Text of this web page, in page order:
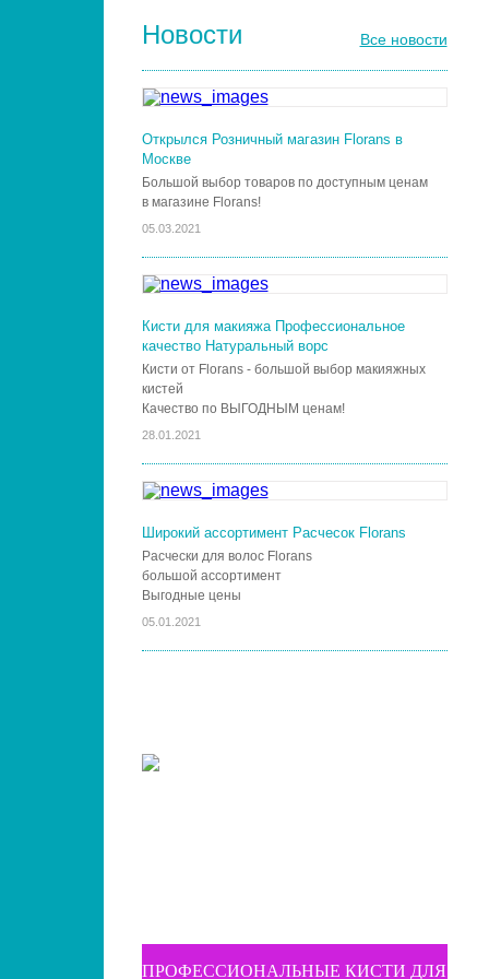
Новости Все новости
Открылся Розничный магазин Florans в
Москве
Большой выбор товаров по доступным ценам
в магазине Florans!
05.03.2021
Кисти для макияжа Профессиональное
качество Натуральный ворс
Кисти от Florans - большой выбор макияжных
кистей
Качество по ВЫГОДНЫМ ценам!
28.01.2021
Широкий ассортимент Расчесок Florans
Расчески для волос Florans
большой ассортимент
Выгодные цены
05.01.2021
ПРОФЕССИОНАЛЬНЫЕ КИСТИ ДЛЯ